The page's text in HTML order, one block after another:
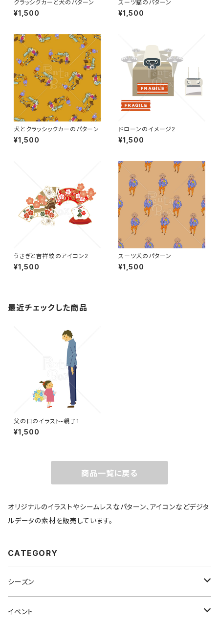
クラッシクカーと犬のパターン
¥1,500
スーツ猫のパターン
¥1,500
犬とクラッシックカーのパターン
¥1,500
ドローンのイメージ2
¥1,500
うさぎと吉祥紋のアイコン2
¥1,500
スーツ犬のパターン
¥1,500
最近チェックした商品
父の日のイラスト-親子1
¥1,500
商品一覧に戻る
オリジナルのイラストやシームレスなパターン、アイコンなどデジタ
ルデータの素材を販売しています。
CATEGORY
シーズン
春
イベント